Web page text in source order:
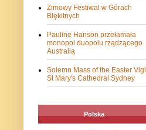
Zimowy Festiwal w Górach
Błękitnych
Pauline Hanson przełamała
monopol duopolu rządzącego
Australią
Solemn Mass of the Easter Vigil
St Mary's Cathedral Sydney
Polska